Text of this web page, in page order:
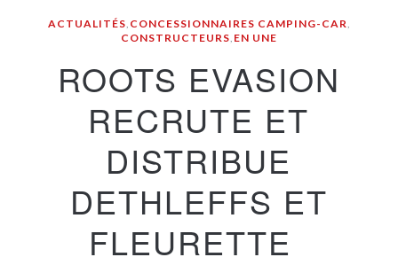
ACTUALITÉS, CONCESSIONNAIRES CAMPING-CAR,
CONSTRUCTEURS, EN UNE
ROOTS EVASION
RECRUTE ET
DISTRIBUE
DETHLEFFS ET
FLEURETTE